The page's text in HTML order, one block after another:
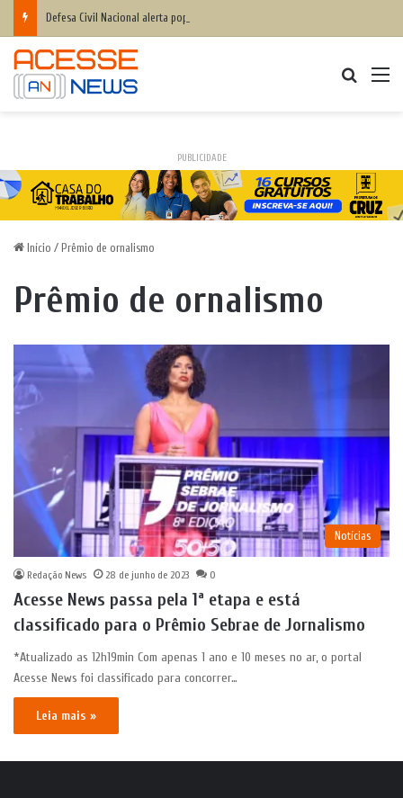
PUBLICIDADE
Início / Prêmio de ornalismo
Prêmio de ornalismo
Notícias
Redação News 28 de junho de 2023 0
Acesse News passa pela 1ª etapa e está
classificado para o Prêmio Sebrae de Jornalismo
*Atualizado as 12h19min Com apenas 1 ano e 10 meses no ar, o portal
Acesse News foi classificado para concorrer…
Leia mais »